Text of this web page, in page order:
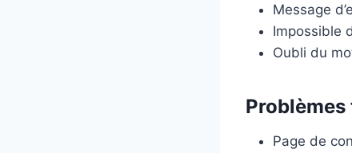
Message
Impossible
Oubli du
Page de